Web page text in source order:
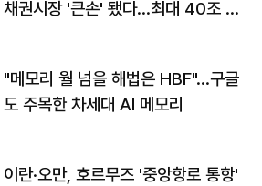
채권시장 '큰손' 됐다…최대 40조 투
"메모리 월 넘을 해법은 HBF"…구글
도 주목한 차세대 AI 메모리
이란·오만, 호르무즈 '중앙항로 통항'